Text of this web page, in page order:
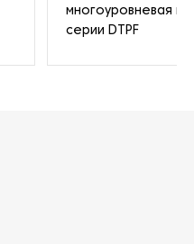
многоуровневая
серии DTPF